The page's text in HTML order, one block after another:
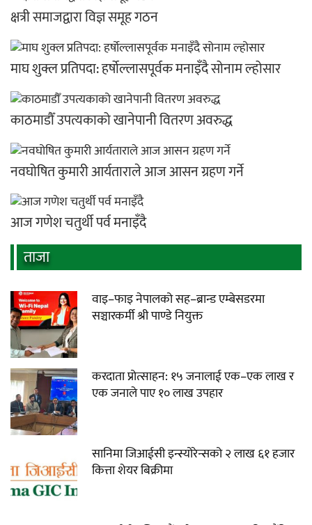
क्षत्री समाजद्वारा विज्ञ समूह गठन
माघ शुक्ल प्रतिपदा: हर्षोल्लासपूर्वक मनाइँदै सोनाम ल्होसार
काठमाडौँ उपत्यकाको खानेपानी वितरण अवरुद्ध
नवघोषित कुमारी आर्यताराले आज आसन ग्रहण गर्ने
आज गणेश चतुर्थी पर्व मनाइँदै
ताजा
वाइ–फाइ नेपालको सह–ब्रान्ड एम्बेसडरमा
सञ्चारकर्मी श्री पाण्डे नियुक्त
करदाता प्रोत्साहन: १५ जनालाई एक–एक लाख र
एक जनाले पाए १० लाख उपहार
सानिमा जिआईसी इन्स्योरेन्सको २ लाख ६१ हजार
कित्ता शेयर बिक्रीमा